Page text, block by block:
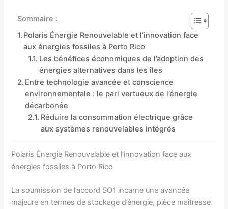
Sommaire :
Polaris Énergie Renouvelable et l’innovation face
aux énergies fossiles à Porto Rico
Les bénéfices économiques de l’adoption des
énergies alternatives dans les îles
Entre technologie avancée et conscience
environnementale : le pari vertueux de l’énergie
décarbonée
Réduire la consommation électrique grâce
aux systèmes renouvelables intégrés
Polaris Énergie Renouvelable et l’innovation face aux
énergies fossiles à Porto Rico
La soumission de l’accord SO1 incarne une avancée
majeure en termes de stockage d’énergie, pièce maîtresse